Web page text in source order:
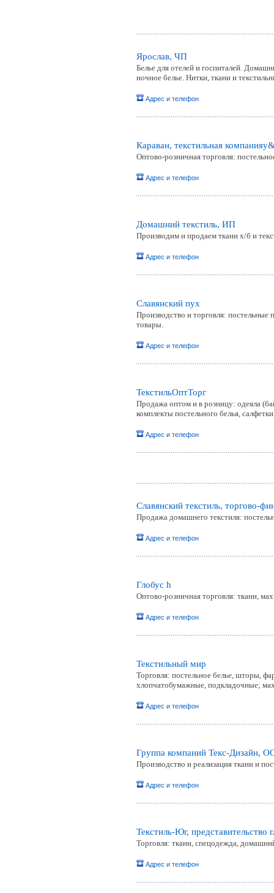
Ярослав, ЧП
Белье для отелей и госпиталей.
ночное белье. Нитки, ткани и
Адрес и телефон
Караван, текстильная
Оптово-розничная торговля:
Адрес и телефон
Домашний текстиль, ИП
Производим и продаем ткани х/б и
Адрес и телефон
Славянский пух
Производство и торговля:
товары.
Адрес и телефон
ТекстильОптТорг
Продажа оптом и в розницу: одеяла
комплекты постельного белья,
Адрес и телефон
Славянский текстиль, торгово-
Продажа домашнего текстиля:
Адрес и телефон
Глобус h
Оптово-розничная торговля: ткани,
Адрес и телефон
Текстильный мир
Торговля: постельное белье, шторы,
хлопчатобумажные, подкладочные;
Адрес и телефон
Группа компаний Текс-Дизайн,
Производство и реализация ткани и
Адрес и телефон
Текстиль-Юг, представительство
Торговля: ткани, спецодежда,
Адрес и телефон